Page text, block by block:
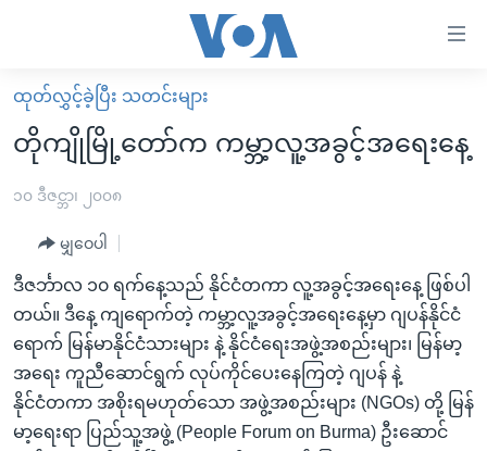
လွယ်ကူ
စေ
များ
ပင်မ
အကြောင်းအရာ
သို့
ကျော်
ကြည့်
ရန်
မူလစာမျက်နှာ
မြန်မာ
ကမ္ဘာ့သတင်းများ
နိုင်ငံတကာ
အမေရိကန်
တရုတ်
အစ္စရေး-ပါလက်စတိုင်း
သတင်းလွတ်လပ်ခွင့်
ရပ်ဝန်းတခု လမ်းတခု အလွန်
အင်္ဂလိပ်စာလေ့လာမယ်
အမေရိကန်သုံးအီဒီယံ
မကြေးမုံရဲ့ အင်္ဂလိပ်စာ
အပတ်စဉ်ကဏ္ဍများ
ရေဒီယို
ရေဒီယိုနှင့်ရုပ်သံ အချက်အလက်များ
ထုတ်လွှင့်ခဲ့ပြီး သတင်းများ
တိုကျိုမြို့တော်က ကမ္ဘာ့လူ့အခွင့်အရေးနေ့
၁၀ ဒီဇင္ဘာ၊ ၂၀၀၈
မျှဝေပါ
ဒီဇင်္ဘာလ ၁၀ ရက်နေ့သည် နိုင်ငံတကာ လူ့အခွင့်အရေးနေ့ ဖြစ်ပါ
တယ်။ ဒီနေ့ ကျရောက်တဲ့ ကမ္ဘာ့လူ့အခွင့်အရေးနေ့မှာ ဂျပန်နိုင်ငံ
ရောက် မြန်မာနိုင်ငံသားများ နဲ့ နိုင်ငံရေးအဖွဲ့အစည်းများ၊ မြန်မာ့
အရေး ကူညီဆောင်ရွက် လုပ်ကိုင်ပေးနေကြတဲ့ ဂျပန် နဲ့
နိုင်ငံတကာ အစိုးရမဟုတ်သော အဖွဲ့အစည်းများ (NGOs) တို့ မြန်
မာ့ရေးရာ ပြည်သူ့အဖွဲ့ (People Forum on Burma) ဦးဆောင်